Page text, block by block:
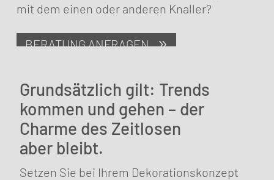
mit dem einen oder anderen Knaller?
BERATUNG ANFRAGEN
Grundsätzlich gilt: Trends
kommen und gehen – der
Charme des Zeitlosen
aber bleibt.
Setzen Sie bei Ihrem Dekorationskonzept